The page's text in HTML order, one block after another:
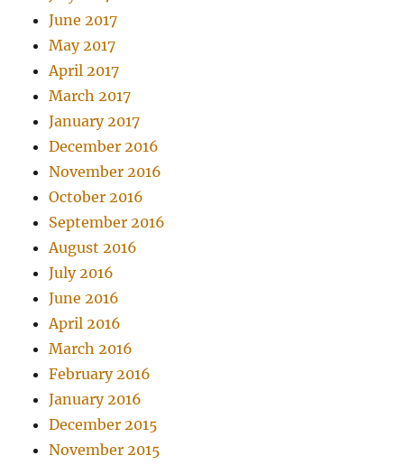
June 2017
May 2017
April 2017
March 2017
January 2017
December 2016
November 2016
October 2016
September 2016
August 2016
July 2016
June 2016
April 2016
March 2016
February 2016
January 2016
December 2015
November 2015